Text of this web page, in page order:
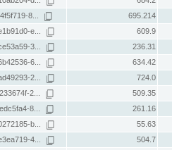
8... 695.214
e... 609.9
3... 236.31
6... 634.42
2... 724.0
2... 509.35
8... 261.16
b... 55.63
4... 504.7